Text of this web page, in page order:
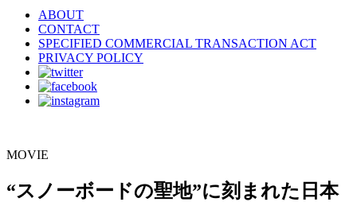
ABOUT
CONTACT
SPECIFIED COMMERCIAL TRANSACTION ACT
PRIVACY POLICY
MOVIE
“スノーボードの聖地”に刻まれた日本